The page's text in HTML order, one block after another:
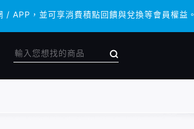
，並可享消費積點回饋與兌換等會員權益。
，並可享消費積點回饋與兌換等會員權益。